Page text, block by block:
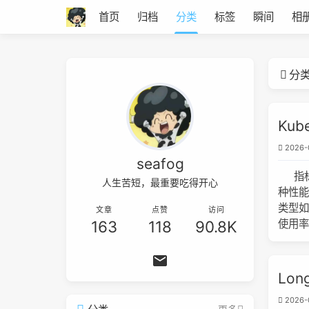
首页 归档 分类 标签 瞬间 相
分
指
种性
类型
使用
seafog
人生苦短，最重要吃得开心
文章
163
点赞
118
访问
90.8K